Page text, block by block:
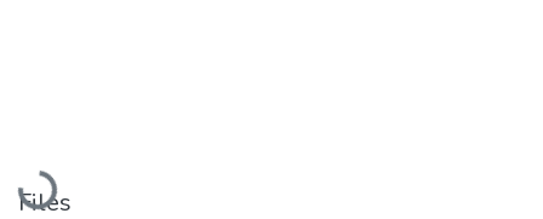
Loading...
Files